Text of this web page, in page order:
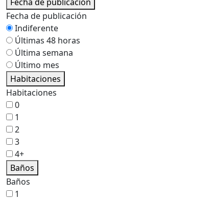
Fecha de publicación
Indiferente
Últimas 48 horas
Última semana
Último mes
Habitaciones
Habitaciones
0
1
2
3
4+
Baños
Baños
1